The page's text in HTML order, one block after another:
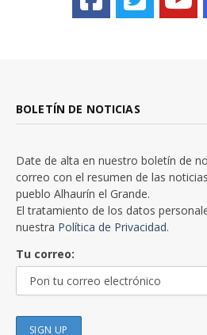
BOLETÍN DE NOTICIAS
Date de alta en nuestro boletín de
correo con el resumen de las
pueblo Alhaurín el Grande.
El tratamiento de los datos
nuestra Política de Privacidad.
Tu correo: